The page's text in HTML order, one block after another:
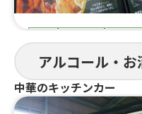
まると
提供商品
ぐるぐるウインナー、
アルコール・
中華のキッチンカー